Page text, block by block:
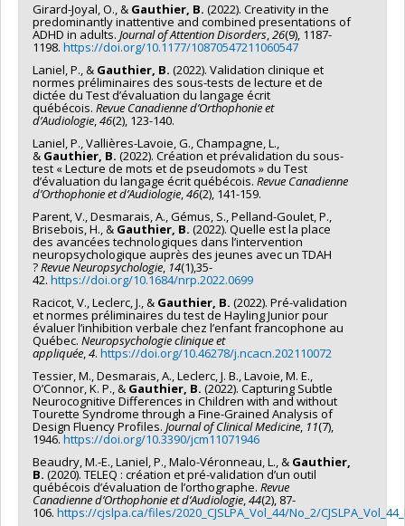
Girard-Joyal, O., & Gauthier, B. (2022). Creativity in the
predominantly inattentive and combined presentations of
ADHD in adults. Journal of Attention Disorders,26(9), 1187-
1198. https://doi.org/10.1177/10870547211060547
Laniel, P., & Gauthier, B. (2022). Validation clinique et
normes préliminaires des sous-tests de lecture et de
dictée du Test d’évaluation du langage écrit
québécois. Revue Canadienne d’Orthophonie et
d’Audiologie,46(2), 123-140.
Laniel, P., Vallières-Lavoie, G., Champagne, L.,
& Gauthier, B. (2022). Création et prévalidation du sous-
test « Lecture de mots et de pseudomots » du Test
d’évaluation du langage écrit québécois. Revue Canadienne
d’Orthophonie et d’Audiologie,46(2), 141-159.
Parent, V., Desmarais, A., Gémus, S., Pelland-Goulet, P.,
Brisebois, H., & Gauthier, B. (2022). Quelle est la place
des avancées technologiques dans l’intervention
neuropsychologique auprès des jeunes avec un TDAH
?Revue Neuropsychologie, 14(1),35-
42. https://doi.org/10.1684/nrp.2022.0699
Racicot, V., Leclerc, J., & Gauthier, B. (2022). Pré-validation
et normes préliminaires du test de Hayling Junior pour
évaluer l’inhibition verbale chez l’enfant francophone au
Québec. Neuropsychologie clinique et
appliquée,4. https://doi.org/10.46278/j.ncacn.202110072
Tessier, M., Desmarais, A., Leclerc, J. B., Lavoie, M. E.,
O’Connor, K. P., & Gauthier, B. (2022). Capturing Subtle
Neurocognitive Differences in Children with and without
Tourette Syndrome through a Fine-Grained Analysis of
Design Fluency Profiles. Journal of Clinical Medicine, 11(7),
1946.https://doi.org/10.3390/jcm11071946
Beaudry, M.-E., Laniel, P., Malo-Véronneau, L., & Gauthier,
B. (2020). TELEQ : création et pré-validation d’un outil
québécois d’évaluation de l’orthographe. Revue
Canadienne d’Orthophonie et d’Audiologie,44(2), 87-
106. https://cjslpa.ca/files/2020_CJSLPA_Vol_44/No_2/